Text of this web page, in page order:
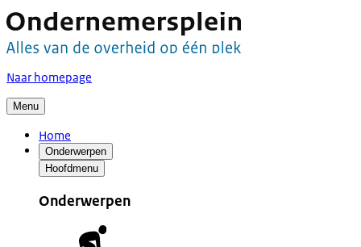
Naar homepage
Menu
Home
Onderwerpen
Hoofdmenu
Onderwerpen